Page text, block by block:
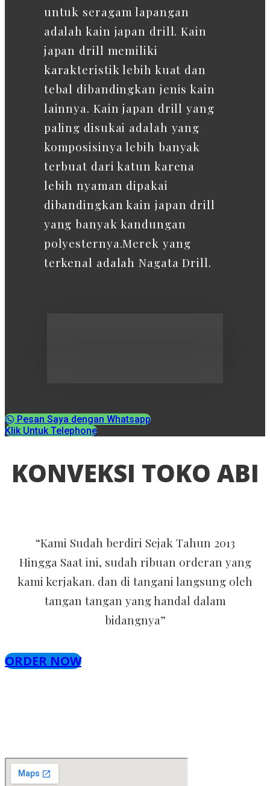
untuk seragam lapangan
adalah kain japan drill. Kain
japan drill memiliki
karakteristik lebih kuat dan
tebal dibandingkan jenis kain
lainnya. Kain japan drill yang
paling disukai adalah yang
komposisinya lebih banyak
terbuat dari katun karena
lebih nyaman dipakai
dibandingkan kain japan drill
yang banyak kandungan
polyesternya.Merek yang
terkenal adalah Nagata Drill.
Pesan Saya dengan Whatsapp
Klik Untuk Telephone
KONVEKSI TOKO ABI
“Kami Sudah berdiri Sejak Tahun 2013
Hingga Saat ini, sudah ribuan orderan yang
kami kerjakan. dan di tangani langsung oleh
tangan tangan yang handal dalam
bidangnya”
ORDER NOW